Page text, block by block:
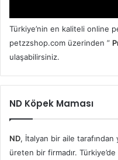
Türkiye’nin en kaliteli online
petzzshop.com üzerinden ”
ulaşabilirsiniz.
ND Köpek Maması
ND, İtalyan bir aile
üreten bir firmadır.